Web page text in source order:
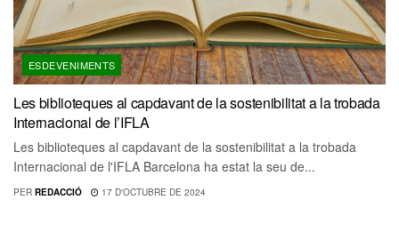
ESDEVENIMENTS
Les biblioteques al capdavant de la sostenibilitat a la trobada
Internacional de l’IFLA
Les biblioteques al capdavant de la sostenibilitat a la trobada
Internacional de l'IFLA Barcelona ha estat la seu de...
PER REDACCIÓ 17 D'OCTUBRE DE 2024